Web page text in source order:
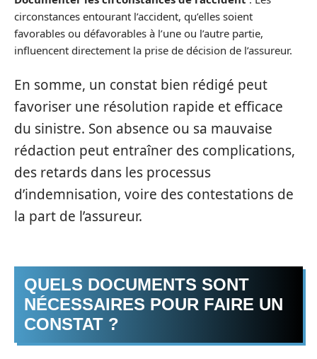
circonstances entourant l’accident, qu’elles soient
favorables ou défavorables à l’une ou l’autre partie,
influencent directement la prise de décision de l’assureur.
En somme, un constat bien rédigé peut
favoriser une résolution rapide et efficace
du sinistre. Son absence ou sa mauvaise
rédaction peut entraîner des complications,
des retards dans les processus
d’indemnisation, voire des contestations de
la part de l’assureur.
QUELS DOCUMENTS SONT
NÉCESSAIRES POUR FAIRE UN
CONSTAT ?